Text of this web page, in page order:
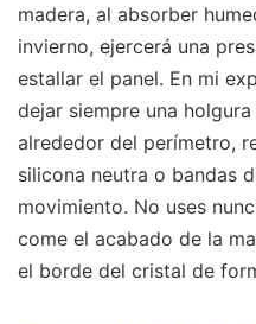
madera, al absorber
invierno, ejercerá una
estallar el panel. En mi
dejar siempre una
alrededor del perímetro,
silicona neutra o bandas
movimiento. No uses
come el acabado de la
el borde del cristal de